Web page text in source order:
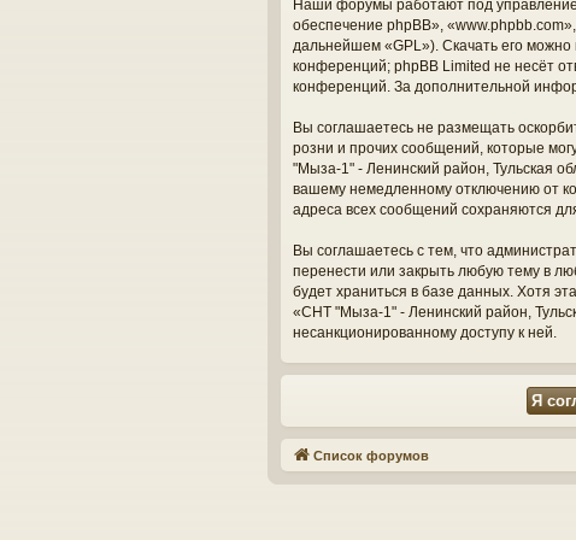
Наши форумы работают под
обеспечение phpBB»,
дальнейшем «GPL»). Скачать его можно
конференций; phpBB Limited не несёт
конференций. За дополнительной
Вы соглашаетесь не размещать
розни и прочих сообщений, которые
"Мыза-1" - Ленинский район, Тульская
вашему немедленному отключению от
адреса всех сообщений сохраняются
Вы соглашаетесь с тем, что
перенести или закрыть любую тему в
будет храниться в базе данных. Хотя
«СНТ "Мыза-1" - Ленинский район,
несанкционированному доступу к ней.
Список форумов